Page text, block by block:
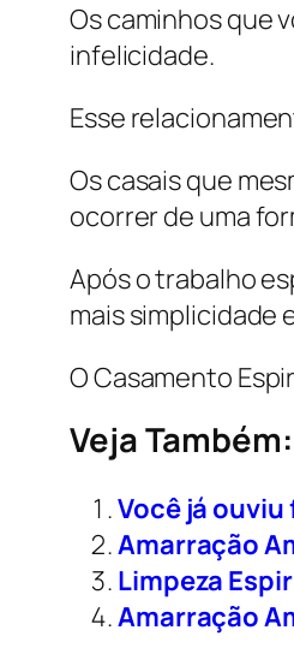
Os caminhos que
infelicidade.
Esse
Os casais que
ocorrer de uma
Após o trabalho
mais simplicidade
O Casamento
Veja Também:
Você já
Amarração
Limpeza
Amarração